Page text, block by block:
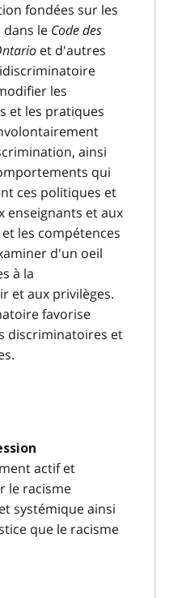
fondées sur les
le Code des
et d'autres
les
et les pratiques
ainsi
qui
ces politiques et
enseignants et aux
les compétences
d'un oeil
à la
et aux privilèges.
favorise
discriminatoires et
actif et
le racisme
systémique ainsi
que le racisme